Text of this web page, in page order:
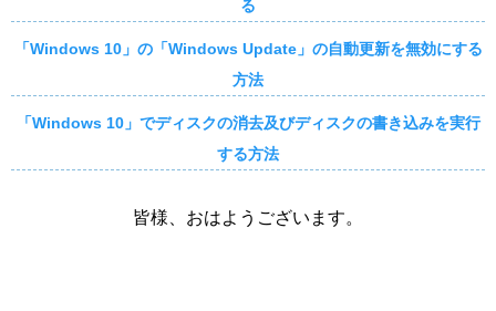
る
「Windows 10」の「Windows Update」の自動更新を無効にする
方法
「Windows 10」でディスクの消去及びディスクの書き込みを実行
する方法
皆様、おはようございます。